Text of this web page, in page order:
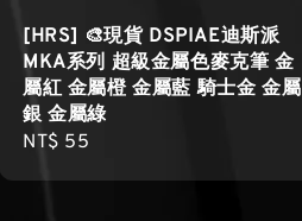
[HRS] 🎨現貨 DSPIAE迪斯派
MKA系列 超級金屬色麥克筆 金
屬紅 金屬橙 金屬藍 騎士金 金屬
銀 金屬綠
Regular
NT$ 55